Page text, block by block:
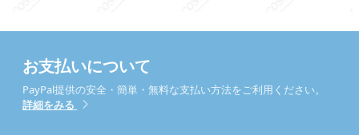
お支払いについて
PayPal提供の安全・簡単・無料な支払い方法をご利用ください。
詳細をみる